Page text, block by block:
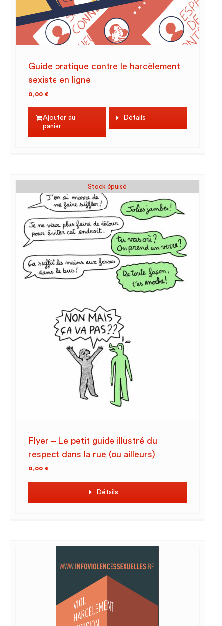
Guide pratique contre le harcèlement
sexiste en ligne
0,00 €
Ajouter au
panier
Détails
Stock épuisé
Flyer – Le petit guide illustré du
respect dans la rue (ou ailleurs)
0,00 €
Détails